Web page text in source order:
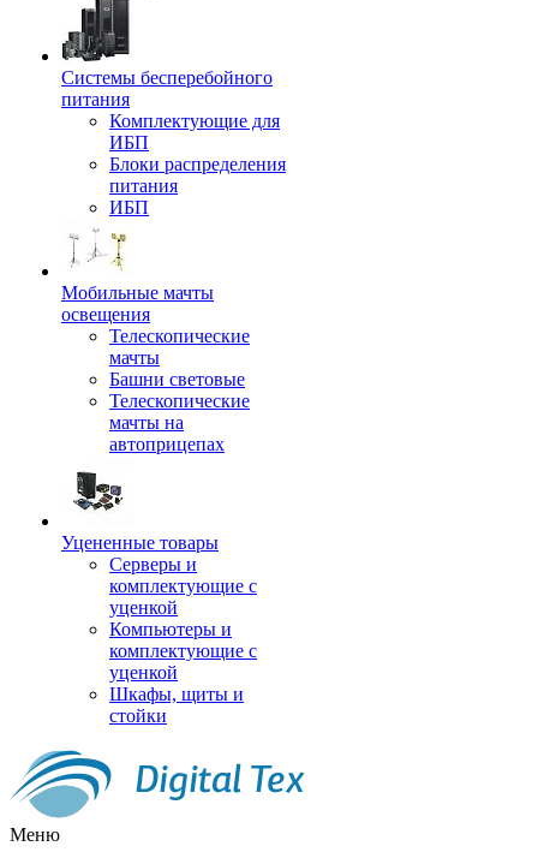
Системы бесперебойного
питания
Комплектующие для
ИБП
Блоки распределения
питания
ИБП
Мобильные мачты
освещения
Телескопические
мачты
Башни световые
Телескопические
мачты на
автоприцепах
Уцененные товары
Серверы и
комплектующие с
уценкой
Компьютеры и
комплектующие с
уценкой
Шкафы, щиты и
стойки
Меню